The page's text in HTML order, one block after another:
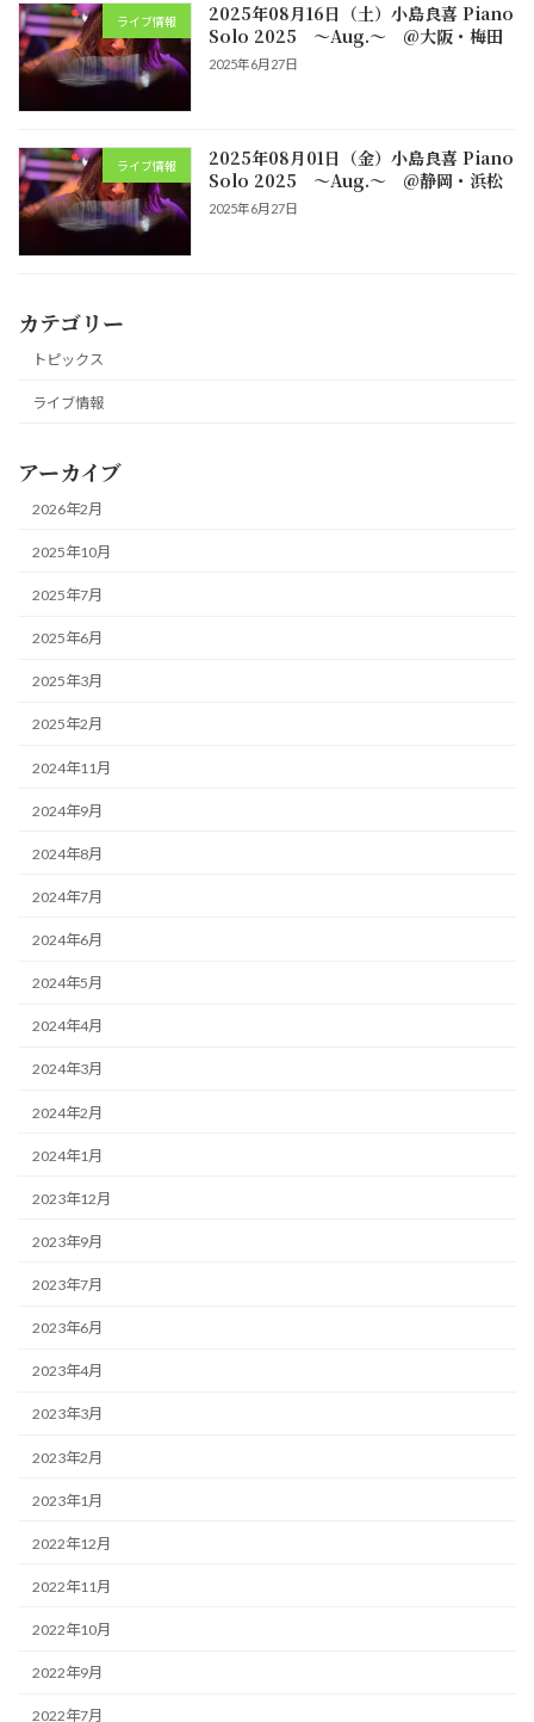
ライブ情報
2025年08月16日（土）小島良喜 Piano
Solo 2025 ～Aug.～ @大阪・梅田
2025年6月27日
ライブ情報
2025年08月01日（金）小島良喜 Piano
Solo 2025 ～Aug.～ @静岡・浜松
2025年6月27日
カテゴリー
トピックス
ライブ情報
アーカイブ
2026年2月
2025年10月
2025年7月
2025年6月
2025年3月
2025年2月
2024年11月
2024年9月
2024年8月
2024年7月
2024年6月
2024年5月
2024年4月
2024年3月
2024年2月
2024年1月
2023年12月
2023年9月
2023年7月
2023年6月
2023年4月
2023年3月
2023年2月
2023年1月
2022年12月
2022年11月
2022年10月
2022年9月
2022年7月